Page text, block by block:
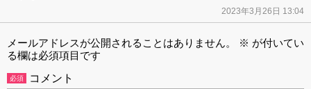
2023年3月26日 13:04
メールアドレスが公開されることはありません。 ※ が付いてい
る欄は必須項目です
必須 コメント